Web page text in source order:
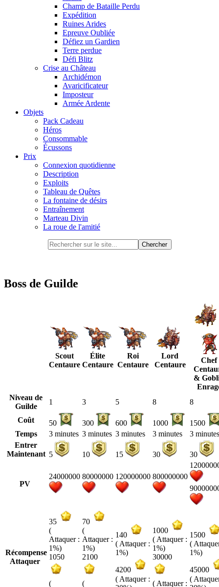
Champ de Bataille Perdu
Expédition
Ruines Arides
Epreuve Oubliée
Défiez un Gardien
Terre perdue
Défi Blitz
Crise au Château
Archidémon
Avaricificateur
Imposteur
Armée Ardente
Objets
Pack Cadeau
Héros
Consommable
Écussons
Prix
Connexion quotidienne
Description
Exploits
Tableau de Quêtes
La fontaine de désirs
Entraînement
Marteau Divin
La roue de l'amitié
Boss de Guilde
Scout
Centaure
Élite
Centaure
Roi
Centaure
Lord
Centaure
Chef
&
Niveau de
Guilde
1 3 5 8 8
Coût 50 300 600 1000
1500
Temps
3 minutes 3 minutes 3 minutes 3 minutes
3 minutes
Entrer
Maintenant 5 10 15 30 30
PV
24000000 80000000 120000000 800000000
Récompense
Attaquer
35
(
Attaquer :
1%)
1050
(
70
(
Attaquer :
1%)
2100
(
140
( Attaquer :
1%)
4200
( Attaquer :
1000
( Attaquer :
1%)
30000
( Attaquer :
1500
(
1%)
45000
(